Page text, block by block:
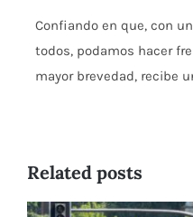
Confiando en que, con
todos, podamos hacer
mayor brevedad, recibe
Related posts